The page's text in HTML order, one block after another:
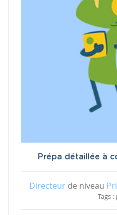
Prépa détaillée à
Directeurde niveau
Tags :